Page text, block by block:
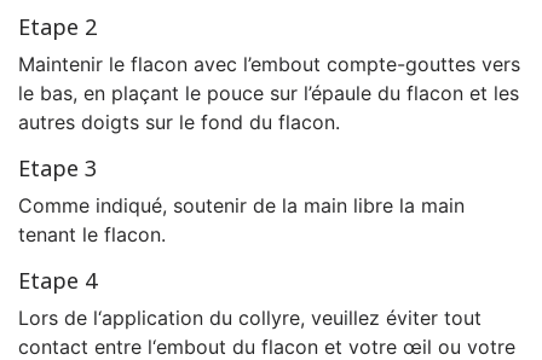
Etape 2
Maintenir le flacon avec l’embout compte-gouttes vers
le bas, en plaçant le pouce sur l’épaule du flacon et les
autres doigts sur le fond du flacon.
Etape 3
Comme indiqué, soutenir de la main libre la main
tenant le flacon.
Etape 4
Lors de l‘application du collyre, veuillez éviter tout
contact entre l‘embout du flacon et votre œil ou votre